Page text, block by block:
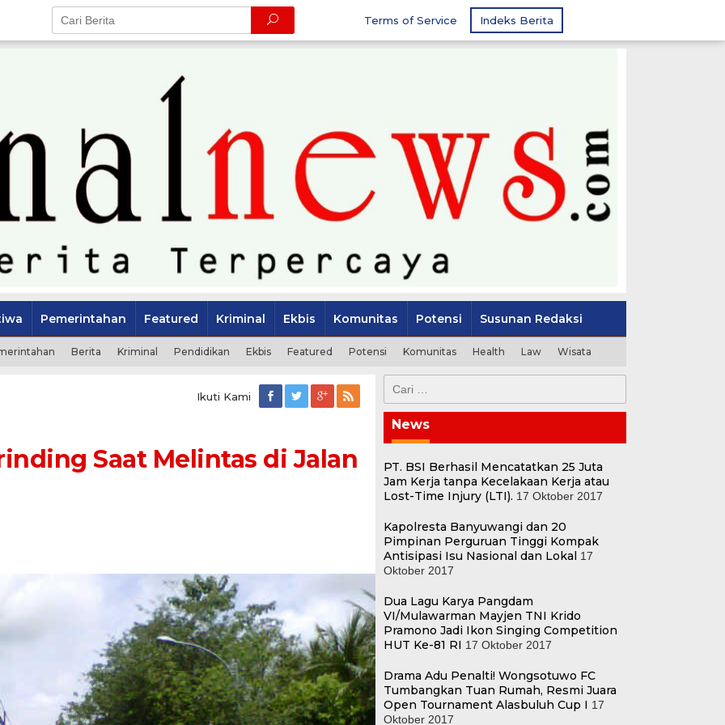
Terms of Service Indeks Berita
Pemerintahan Featured Kriminal Ekbis Komunitas Potensi Susunan Redaksi
Berita Kriminal Pendidikan Ekbis Featured Potensi Komunitas Health Law Wisata
Ikuti Kami
Saat Melintas di Jalan
untuk:
News
PT. BSI Berhasil Mencatatkan 25 Juta
Jam Kerja tanpa Kecelakaan Kerja atau
Lost-Time Injury (LTI). 17 Oktober 2017
Kapolresta Banyuwangi dan 20
Pimpinan Perguruan Tinggi Kompak
Antisipasi Isu Nasional dan Lokal 17
Oktober 2017
Dua Lagu Karya Pangdam
VI/Mulawarman Mayjen TNI Krido
Pramono Jadi Ikon Singing Competition
HUT Ke-81 RI 17 Oktober 2017
Drama Adu Penalti! Wongsotuwo FC
Tumbangkan Tuan Rumah, Resmi Juara
Open Tournament Alasbuluh Cup I 17
Oktober 2017